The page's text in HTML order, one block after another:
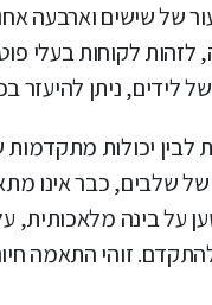
של שישים וארבעה
לזהות לקוחות
לידים, ניתן
לבין יכולות
בינה מלאכותית,
זוהי התאמה